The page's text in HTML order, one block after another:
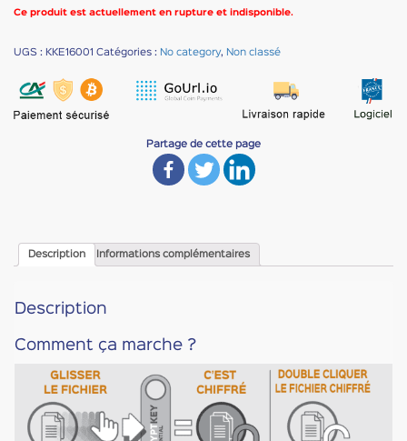
Ce produit est actuellement en rupture et indisponible.
UGS : KKE16001 Catégories : No category, Non classé
Partage de cette page
Description Informations complémentaires
Description
Comment ça marche ?